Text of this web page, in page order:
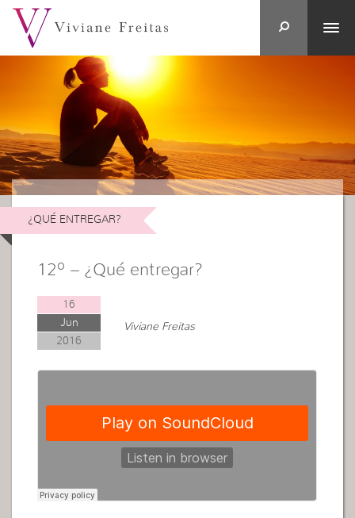
¿QUÉ ENTREGAR?
12º – ¿Qué entregar?
16
Jun
2016
Viviane Freitas